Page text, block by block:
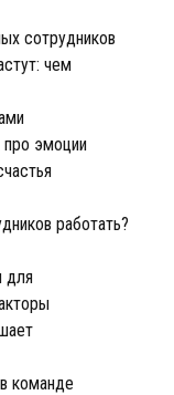
сотрудников
чем
эмоции
работать?
для
команде